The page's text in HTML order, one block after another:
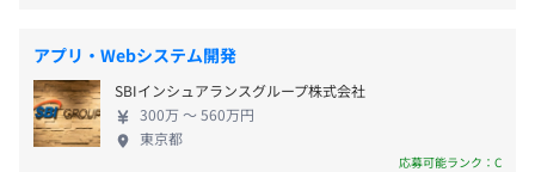
賞与あり
事と生活を楽しみながら、地域や社会に貢献でき
る。そんな組織をわたしたちは目指しています！
【当社で働く魅力】 ■地方からITの未来を創る 地方
を拠点にIT人材不足という社会課題の解決を目指し
ています。主な開発拠点を高知県に置き、官公庁や病
アプリ・Webシステム開発
SBIインシュアランスグループ株式会社
300万 〜 560万円
東京都
応募可能ランク：C